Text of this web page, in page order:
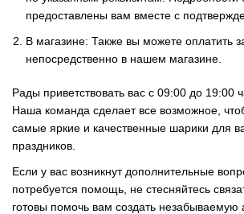
предоставлены вам вместе с
В магазине: Также вы можете оплатить
непосредственно в нашем магазине.
Рады приветствовать вас с 09:00 до 19:00
Наша команда сделает все возможное,
самые яркие и качественные шарики для
праздников.
Если у вас возникнут дополнительные
потребуется помощь, не стесняйтесь
готовы помочь вам создать незабываемую